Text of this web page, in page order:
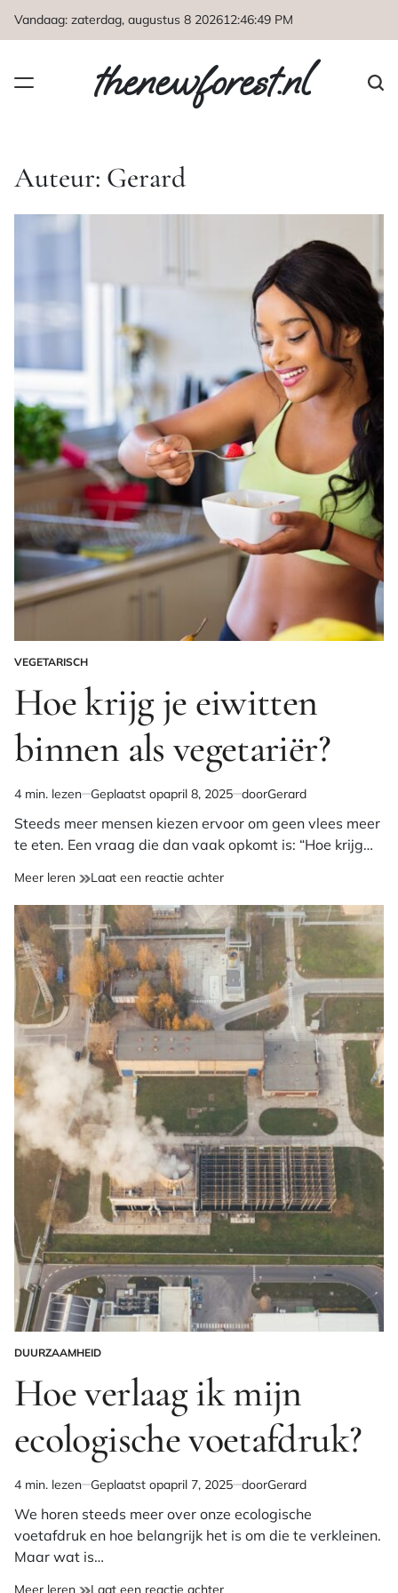
springen
Vandaag: zaterdag, augustus 8 202612:46:51 PM
thenewforest.nl
Auteur: Gerard
GEPLAATST
VEGETARISCH
Hoe krijg je eiwitten
binnen als vegetariër?
Geschatte
leestijd
4 min. lezen Geplaatst opapril 8, 2025 doorGerard
Steeds meer mensen kiezen ervoor om geen vlees meer
te eten. Een vraag die dan vaak opkomt is: “Hoe krijg…
Meer leren Laat een reactie achterop
krijg
je
eiwitten
binnen
als
vegetariër?
GEPLAATST
DUURZAAMHEID
Hoe verlaag ik mijn
ecologische voetafdruk?
Geschatte
leestijd
4 min. lezen Geplaatst opapril 7, 2025 doorGerard
We horen steeds meer over onze ecologische
voetafdruk en hoe belangrijk het is om die te verkleinen.
Maar wat is…
Meer leren Laat een reactie achterop